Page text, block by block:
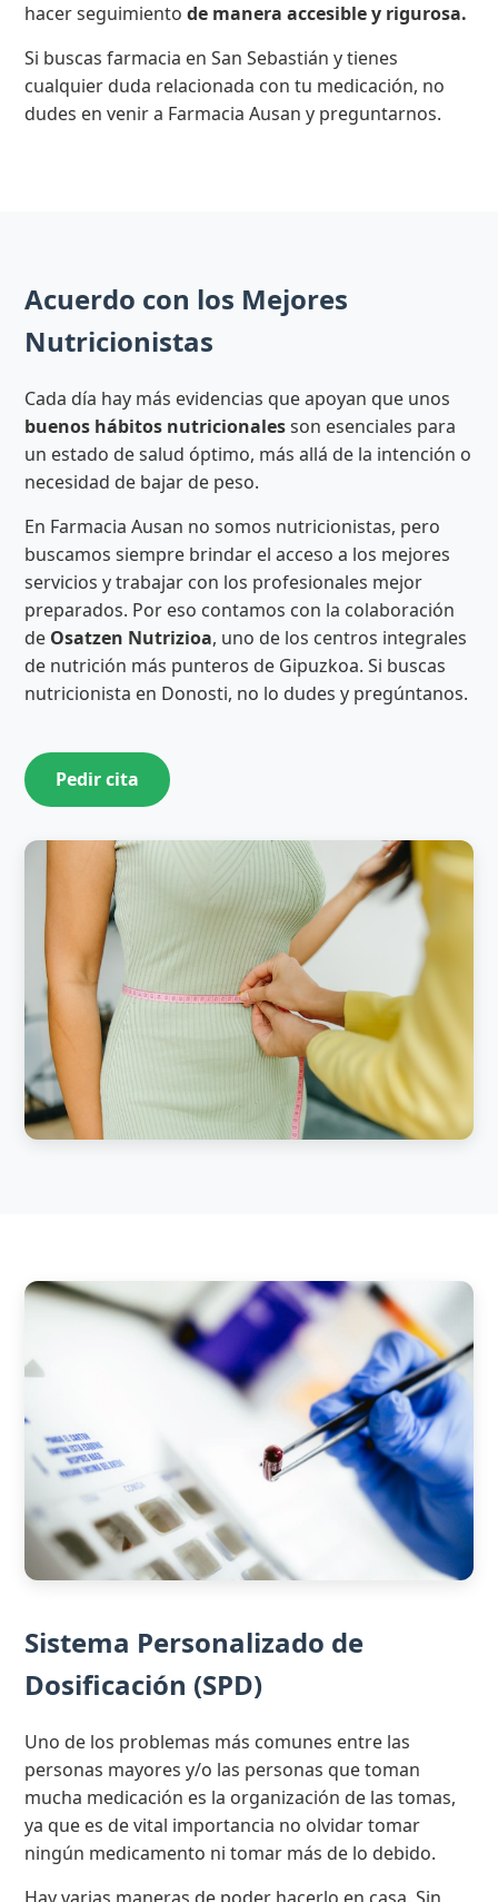
hacer seguimientode manera accesible y rigurosa.
Si buscas farmacia en San Sebastián y tienes
cualquier duda relacionada con tu medicación, no
dudes en venir a Farmacia Ausan y preguntarnos.
Acuerdo con los Mejores
Nutricionistas
Cada día hay más evidencias que apoyan que unos
buenos hábitos nutricionalesson esenciales para
un estado de salud óptimo, más allá de la intención o
necesidad de bajar de peso.
En Farmacia Ausan no somos nutricionistas, pero
buscamos siempre brindar el acceso a los mejores
servicios y trabajar con los profesionales mejor
preparados. Por eso contamos con la colaboración
de Osatzen Nutrizioa, uno de los centros integrales
de nutrición más punteros de Gipuzkoa. Si buscas
nutricionista en Donosti, no lo dudes y pregúntanos.
Pedir cita
Sistema Personalizado de
Dosificación (SPD)
Uno de los problemas más comunes entre las
personas mayores y/o las personas que toman
mucha medicación es la organización de las tomas,
ya que es de vital importancia no olvidar tomar
ningún medicamento ni tomar más de lo debido.